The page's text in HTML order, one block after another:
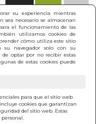
su experiencia mientras
sea necesario se almacenan
el funcionamiento de las
utilizamos cookies de
cómo utiliza este sitio
su navegador solo con su
optar por no recibir estas
de estas cookies puede
para que el sitio web
cookies que garantizan
del sitio web. Estas